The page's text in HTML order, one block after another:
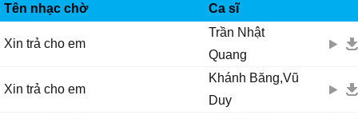
Tên nhạc chờ Ca sĩ
Xin trả cho em
Trần Nhật
Quang
Xin trả cho em
Khánh Băng,Vũ
Duy